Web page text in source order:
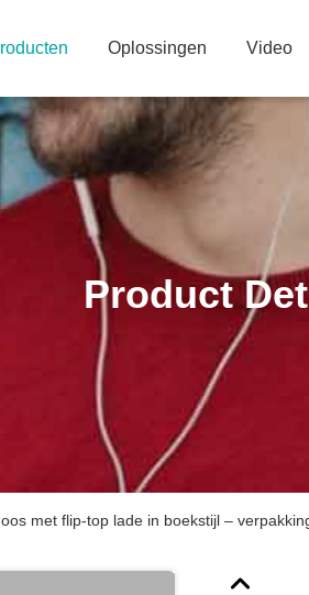
Oplossingen Video
Product
met flip-top lade in boekstijl –